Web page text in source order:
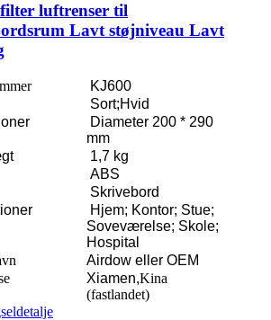
luftrenser til
Lavt støjniveau Lavt
KJ600
Sort;Hvid
Diameter 200 * 290
mm
1,7 kg
ABS
Skrivebord
Hjem; Kontor; Stue;
Soveværelse; Skole;
Hospital
Airdow eller OEM
Xiamen,Kina
(fastlandet)
detalje